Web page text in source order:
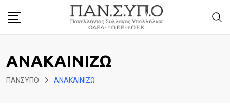
ΑΝΑΚΑΙΝΙΖΩ
ΠΑΝΣΥΠΟ ΑΝΑΚΑΙΝΙΖΩ